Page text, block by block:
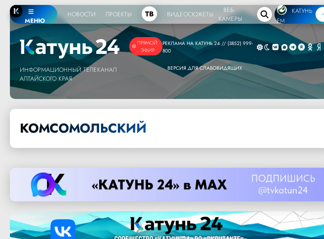
МЕНЮ
НОВОСТИ ПРОЕКТЫ ТВ ВИДЕОСЮЖЕТЫ
ВЕБ-
КАМЕРЫ
КАТУНЬ
FM
ПРЯМОЙ
ЭФИР
ИНФОРМАЦИОННЫЙ ТЕЛЕКАНАЛ
АЛТАЙСКОГО КРАЯ
РЕКЛАМА НА КАТУНЬ 24 // (3852) 999-
800
ВЕРСИЯ ДЛЯ СЛАБОВИДЯЩИХ
КОМСОМОЛЬСКИЙ